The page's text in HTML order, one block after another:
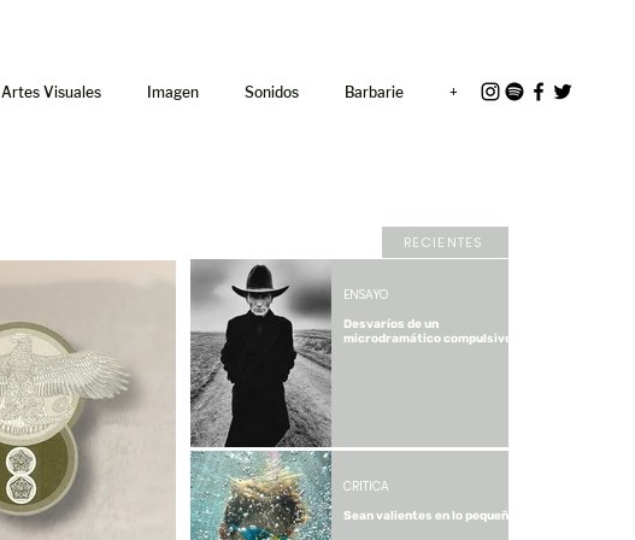
Artes Visuales Imagen Sonidos Barbarie +
RECIENTES
Desvaríos de un
microdramático compulsivo.
ENSAYO
Sean valientes en lo pequeño
CRÍTICA